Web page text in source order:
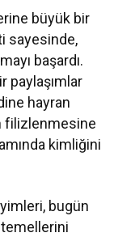
büyük bir
sayesinde,
başardı.
paylaşımlar
hayran
filizlenmesine
kimliğini
bugün